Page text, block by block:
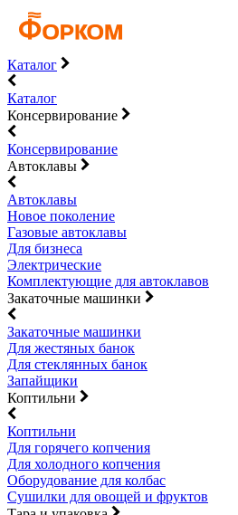
Каталог
Каталог
Консервирование
Консервирование
Автоклавы
Автоклавы
Новое поколение
Газовые автоклавы
Для бизнеса
Электрические
Комплектующие для автоклавов
Закаточные машинки
Закаточные машинки
Для жестяных банок
Для стеклянных банок
Запайщики
Коптильни
Коптильни
Для горячего копчения
Для холодного копчения
Оборудование для колбас
Сушилки для овощей и фруктов